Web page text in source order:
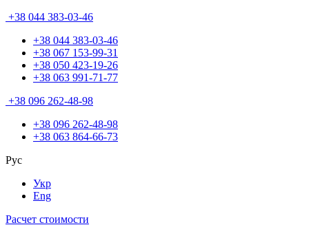
+38 044 383-03-46
+38 044 383-03-46
+38 067 153-99-31
+38 050 423-19-26
+38 063 991-71-77
+38 096 262-48-98
+38 096 262-48-98
+38 063 864-66-73
Рус
Укр
Eng
Расчет стоимости